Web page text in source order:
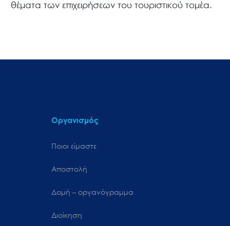
θέματα των επιχειρήσεων του τουριστικού τομέα.
Οργανισμός
Ποιοι είμαστε
Αποστολή
Δομή – οργανόγραμμα
Διοίκηση